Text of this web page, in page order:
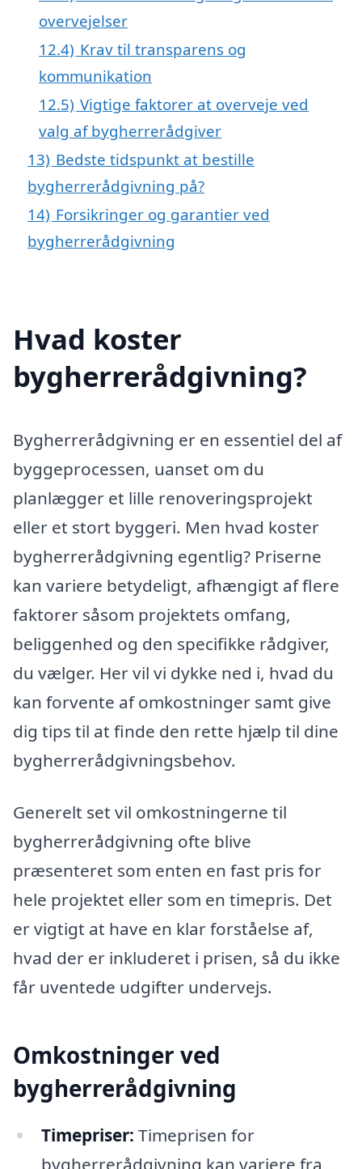
overvejelser
12.4) Krav til transparens og
kommunikation
12.5) Vigtige faktorer at overveje ved
valg af bygherrerådgiver
13) Bedste tidspunkt at bestille
bygherrerådgivning på?
14) Forsikringer og garantier ved
bygherrerådgivning
Hvad koster
bygherrerådgivning?
Bygherrerådgivning er en essentiel del af
byggeprocessen, uanset om du
planlægger et lille renoveringsprojekt
eller et stort byggeri. Men hvad koster
bygherrerådgivning egentlig? Priserne
kan variere betydeligt, afhængigt af flere
faktorer såsom projektets omfang,
beliggenhed og den specifikke rådgiver,
du vælger. Her vil vi dykke ned i, hvad du
kan forvente af omkostninger samt give
dig tips til at finde den rette hjælp til dine
bygherrerådgivningsbehov.
Generelt set vil omkostningerne til
bygherrerådgivning ofte blive
præsenteret som enten en fast pris for
hele projektet eller som en timepris. Det
er vigtigt at have en klar forståelse af,
hvad der er inkluderet i prisen, så du ikke
får uventede udgifter undervejs.
Omkostninger ved
bygherrerådgivning
Timepriser: Timeprisen for
bygherrerådgivning kan variere fra